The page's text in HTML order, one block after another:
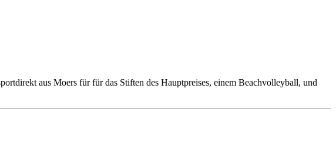
aus Moers für für das Stiften des Hauptpreises, einem Beachvolleyball, und